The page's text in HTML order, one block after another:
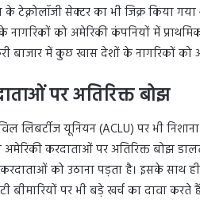
के टेक्नोलॉजी सेक्टर का भी जिक्र
नागरिकों को अमेरिकी कंपनियों में
बाजार में कुछ खास देशों के नागरिकों
पर अतिरिक्त बोझ
लिबर्टीज यूनियन (ACLU) पर भी
अमेरिकी करदाताओं पर अतिरिक्त बोझ
को उठाना पड़ता है। इसके साथ
बीमारियों पर भी बड़े खर्च का दावा करते